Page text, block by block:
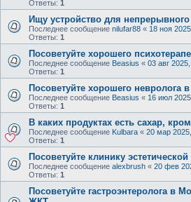
Ответы: 1
Ищу устройство для
Последнее сообщение nilufar88 « 18 ноя
Ответы: 1
Посоветуйте хорошего
Последнее сообщение Beasius « 03 авг
Ответы: 1
Посоветуйте хорошего невролога
Последнее сообщение Beasius « 16 июл
Ответы: 1
В каких продуктах есть сахар,
Последнее сообщение Kulbara « 20 мар
Ответы: 1
Посоветуйте клинику
Последнее сообщение alexbrush « 20 фев
Ответы: 1
Посоветуйте гастроэнтеролога в